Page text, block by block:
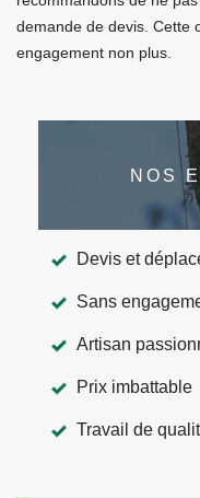
demande de devis. Cette
engagement non plus.
NOS
Devis et
Sans
Artisan
Prix imbattable
Travail de